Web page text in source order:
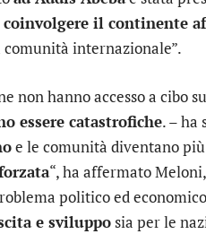
il continente
internazionale”.
non hanno accesso a cibo
essere catastrofiche. – ha
e le comunità diventano
“, ha affermato
politico ed
e svilupposia per le